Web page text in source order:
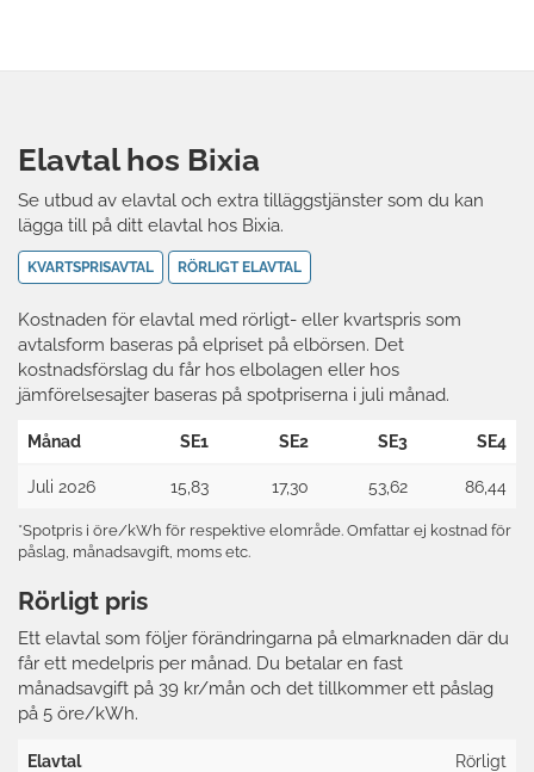
Elavtal hos Bixia
Se utbud av elavtal och extra tilläggstjänster som du kan
lägga till på ditt elavtal hos Bixia.
KVARTSPRISAVTAL RÖRLIGT ELAVTAL
Kostnaden för elavtal med rörligt- eller kvartspris som
avtalsform baseras på elpriset på elbörsen. Det
kostnadsförslag du får hos elbolagen eller hos
jämförelsesajter baseras på spotpriserna i juli månad.
Månad SE1 SE2 SE3 SE4
Juli 2026 15,83 17,30 53,62 86,44
*Spotpris i öre/kWh för respektive elområde. Omfattar ej kostnad för
påslag, månadsavgift, moms etc.
Rörligt pris
Ett elavtal som följer förändringarna på elmarknaden där du
får ett medelpris per månad. Du betalar en fast
månadsavgift på 39 kr/mån och det tillkommer ett påslag
på 5 öre/kWh.
Elavtal Rörligt